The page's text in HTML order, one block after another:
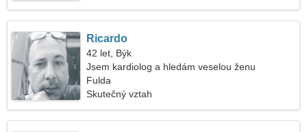
Ricardo
42 let, Býk
Jsem kardiolog a hledám veselou ženu
Fulda
Skutečný vztah